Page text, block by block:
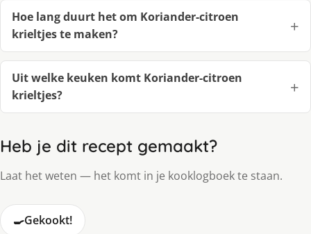
Hoe lang duurt het om Koriander-citroen
krieltjes te maken?
Uit welke keuken komt Koriander-citroen
krieltjes?
Heb je dit recept gemaakt?
Laat het weten — het komt in je kooklogboek te staan.
🍳Gekookt!